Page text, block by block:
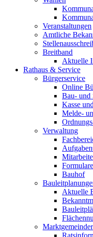
Veranstaltungen
Amtliche
Breitband
Aktuelle
Rathaus & Service
Bürgerservice
Online
Bau- und
Kasse
Melde-
Verwaltung
Formulare
Bauhof
Aktuelle